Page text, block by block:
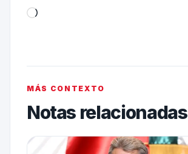
MÁS CONTEXTO
Notas relacionadas